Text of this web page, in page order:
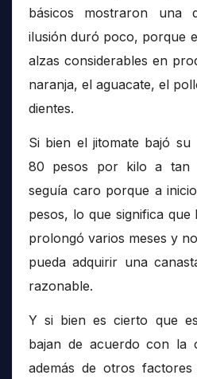
básicos mostraron una
ilusión duró poco, porque
alzas considerables en
naranja, el aguacate, el
dientes.
Si bien el jitomate bajó
80 pesos por kilo a tan
seguía caro porque a
pesos, lo que significa
prolongó varios meses y
pueda adquirir una
razonable.
Y si bien es cierto que
bajan de acuerdo con la
además de otros